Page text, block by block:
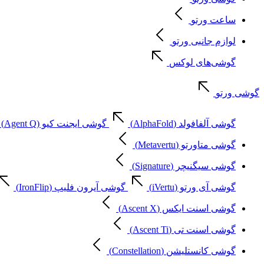
ساعت ورتو
لوازم جانبی ورتو
گوشی‌های لوکس
گوشی ورتو
گوشی آلفافولد (AlphaFold) گوشی ایجنت کیو (Agent Q)
گوشی متاورتو (Metavertu)
گوشی سیگنیچر (Signature)
گوشی آی ورتو (iVertu) گوشی آیرون فلیپ (IronFlip)
گوشی اسنت ایکس (Ascent X)
گوشی اسنت تی (Ascent Ti)
گوشی کانستلیشن (Constellation)